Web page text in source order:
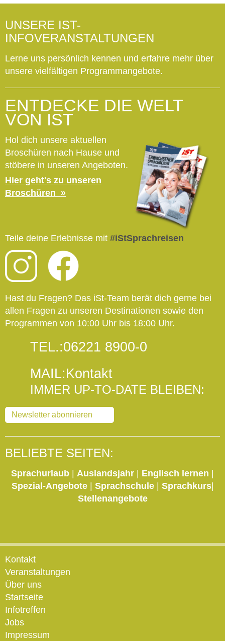
UNSERE IST-
INFOVERANSTALTUNGEN
Lerne uns persönlich kennen und erfahre mehr über
unsere vielfältigen Programmangebote.
ENTDECKE DIE WELT
VON IST
Hol dich unsere aktuellen
Broschüren nach Hause und
stöbere in unseren Angeboten.
Hier geht's zu unseren
Broschüren
Teile deine Erlebnisse mit #iStSprachreisen
Hast du Fragen? Das iSt-Team berät dich gerne bei
allen Fragen zu unseren Destinationen sowie den
Programmen von 10:00 Uhr bis 18:00 Uhr.
TEL.:06221 8900-0
MAIL:Kontakt
IMMER UP-TO-DATE BLEIBEN:
Newsletter abonnieren
BELIEBTE SEITEN:
Sprachurlaub | Auslandsjahr | Englisch lernen |
Spezial-Angebote| Sprachschule | Sprachkurs|
Stellenangebote
Kontakt
Veranstaltungen
Über uns
Startseite
Infotreffen
Jobs
Impressum